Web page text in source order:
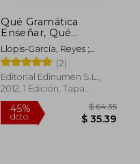
45%
dcto.
Qué Gramática
Enseñar, Qué
Gramática Aprender
Llopis-García, Reyes ;
Espinosa, Juan Manuel Real
; Campillo, Jose Plácido
Ruiz
(2)
Editorial Edinumen S.L.,
2012, 1 Edición, Tapa
Blanda, Nuevo